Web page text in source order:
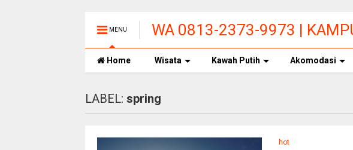
MENU
WA 0813-2373-9973 |
UPAS CIWIDEY
Home Wisata Kawah Putih Akomodasi
LABEL: spring
hot